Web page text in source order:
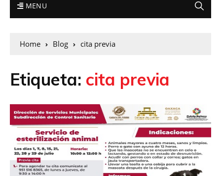
MENU
Home Blog cita previa
Etiqueta: cita previa